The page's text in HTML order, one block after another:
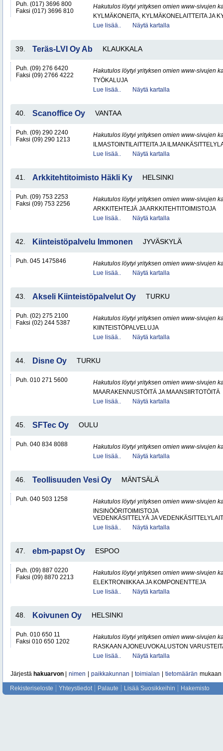
Puh. (017) 3696 800
Faksi (017) 3696 810
Hakutulos löytyi yrityksen omien www-sivujen
KYLMÄKONEITA, KYLMÄKONELAITTEITA JA
Lue lisää..
Näytä kartalla
39. Teräs-LVI Oy Ab KLAUKKALA
Puh. (09) 276 6420
Faksi (09) 2766 4222
Hakutulos löytyi yrityksen omien www-sivujen
TYÖKALUJA
Lue lisää..
Näytä kartalla
40. Scanoffice Oy VANTAA
Puh. (09) 290 2240
Faksi (09) 290 1213
Hakutulos löytyi yrityksen omien www-sivujen
ILMASTOINTILAITTEITA JA
Lue lisää..
Näytä kartalla
41. Arkkitehtitoimisto Häkli Ky HELSINKI
Puh. (09) 753 2253
Faksi (09) 753 2256
Hakutulos löytyi yrityksen omien www-sivujen
ARKKITEHTEJÄ JA ARKKITEHTITOIMISTOJA
Lue lisää..
Näytä kartalla
42. Kiinteistöpalvelu Immonen JYVÄSKYLÄ
Puh. 045 1475846
Hakutulos löytyi yrityksen omien www-sivujen
Lue lisää..
Näytä kartalla
43. Akseli Kiinteistöpalvelut Oy TURKU
Puh. (02) 275 2100
Faksi (02) 244 5387
Hakutulos löytyi yrityksen omien www-sivujen
KIINTEISTÖPALVELUJA
Lue lisää..
Näytä kartalla
44. Disne Oy TURKU
Puh. 010 271 5600
Hakutulos löytyi yrityksen omien www-sivujen
MAARAKENNUSTÖITÄ JA MAANSIIRTOTÖITÄ
Lue lisää..
Näytä kartalla
45. SFTec Oy OULU
Puh. 040 834 8088
Hakutulos löytyi yrityksen omien www-sivujen
Lue lisää..
Näytä kartalla
46. Teollisuuden Vesi Oy MÄNTSÄLÄ
Puh. 040 503 1258
Hakutulos löytyi yrityksen omien www-sivujen
INSINÖÖRITOIMISTOJA
VEDENKÄSITTELYÄ JA
Lue lisää..
Näytä kartalla
47. ebm-papst Oy ESPOO
Puh. (09) 887 0220
Faksi (09) 8870 2213
Hakutulos löytyi yrityksen omien www-sivujen
ELEKTRONIIKKAA JA KOMPONENTTEJA
Lue lisää..
Näytä kartalla
48. Koivunen Oy HELSINKI
Puh. 010 650 11
Faksi 010 650 1202
Hakutulos löytyi yrityksen omien www-sivujen
RASKAAN AJONEUVOKALUSTON
Lue lisää..
Näytä kartalla
Järjestä hakuarvon nimen paikkakunnan toimialan tietomäärän mukaan
Rekisteriseloste Yhteystiedot Palaute Lisää Suosikkeihin Hakemisto